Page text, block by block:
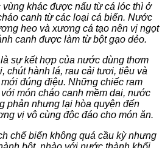
khác được nấu từ cá lóc thì ở
canh từ các loại cá biển. Nước
heo và xương cá tạo nên vị ngọt
canh được làm từ bột gạo dẻo.
sự kết hợp của nước dùng thơm
chút hành lá, rau cải tươi, tiêu và
đúng điệu. Những chiếc ram
món cháo canh mềm dai, nước
phản nhưng lại hòa quyện đến
vị vô cùng độc đáo cho món ăn.
chế biến không quá cầu kỳ nhưng